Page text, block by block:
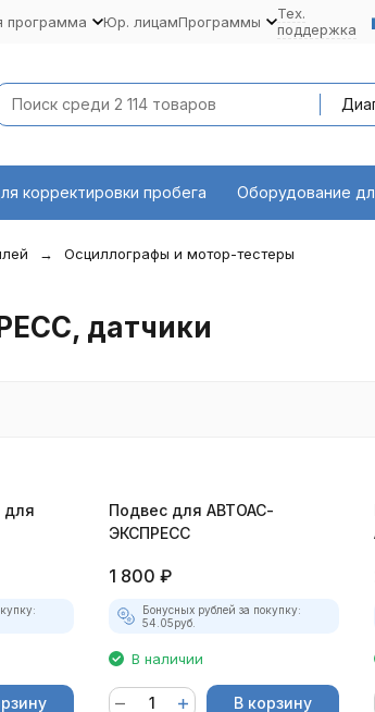
программа Юр. лицамПрограммы
Тех.
поддержка
корректировки пробега Оборудование
Осциллографы и мотор-тестеры
датчики
Подвес для АВТОАС-
ЭКСПРЕСС
1 800 ₽
Бонусных рублей за покупку:
54.05руб.
В наличии
В корзину